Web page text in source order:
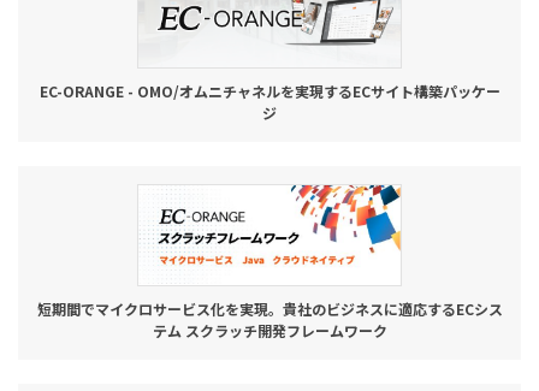
03-6432-0346
お問い合わせ
EC-ORANGE - OMO/オムニチャネルを実現するECサイト構築パッケー
ジ
短期間でマイクロサービス化を実現。貴社のビジネスに適応するECシス
テム スクラッチ開発フレームワーク